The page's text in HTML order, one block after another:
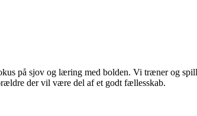
på sjov og læring med bolden. Vi træner og
der vil være del af et godt fællesskab.